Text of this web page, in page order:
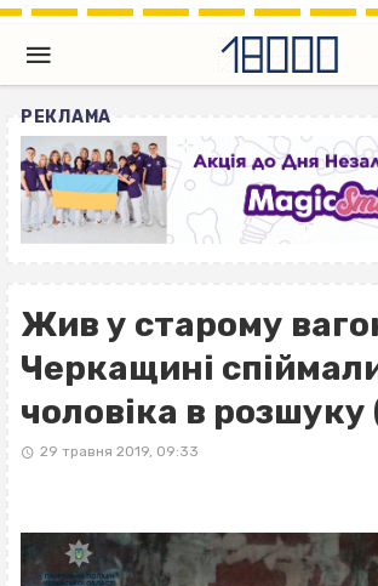
РЕКЛАМА
Жив у старому
Черкащині
чоловіка в
29 травня 2019, 09:33